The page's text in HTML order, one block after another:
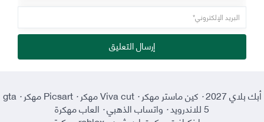
إرسال التعليق
أبك بلاي 2027 · كين ماستر مهكر·Viva cut مهكر ·Picsart مهكر ·
gta
5 للاندرويد ·واتساب الذهبي· العاب مهكرة